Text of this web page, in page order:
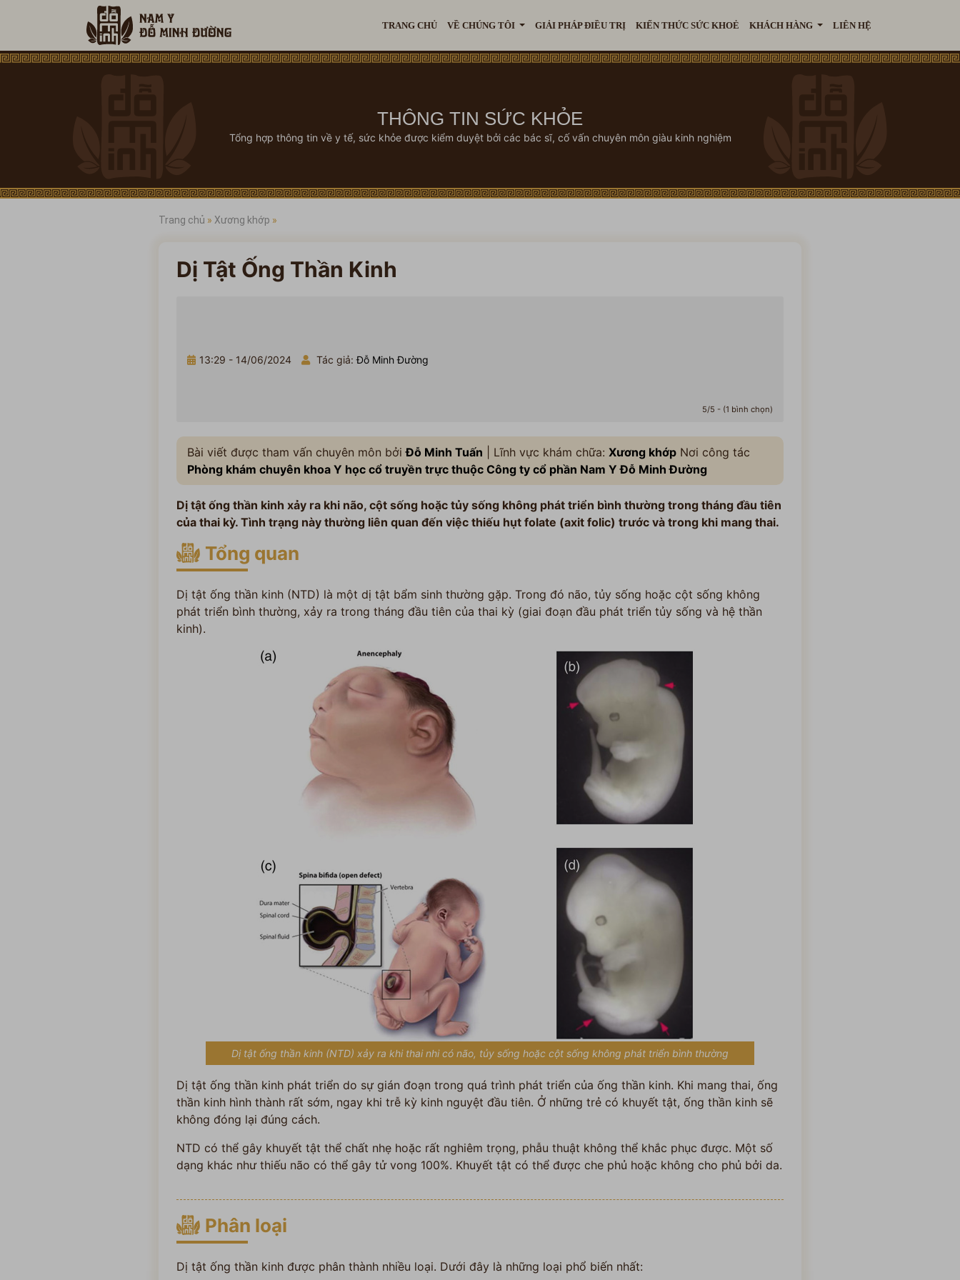
TRANG CHỦ VỀ CHÚNG TÔI GIẢI PHÁP ĐIỀU TRỊ KIẾN THỨC SỨC KHOẺ KHÁCH HÀNG LIÊN HỆ
THÔNG TIN SỨC KHỎE
Tổng hợp thông tin về y tế, sức khỏe được kiểm duyệt bởi các bác sĩ, cố vấn chuyên môn giàu kinh nghiệm
Trang chủ » Xương khớp »
Dị Tật Ống Thần Kinh
13:29 - 14/06/2024 Tác giả:Đỗ Minh Đường
5/5 - (1 bình chọn)
Bài viết được tham vấn chuyên môn bởiĐỗ Minh Tuấn | Lĩnh vực khám chữa: Xương khớp Nơi công tác
Phòng khám chuyên khoa Y học cổ truyền trực thuộc Công ty cổ phần Nam Y Đỗ Minh Đường
Dị tật ống thần kinh xảy ra khi não, cột sống hoặc tủy sống không phát triển bình thường trong tháng đầu tiên
của thai kỳ. Tình trạng này thường liên quan đến việc thiếu hụt folate (axit folic) trước và trong khi mang thai.
Tổng quan
Dị tật ống thần kinh (NTD) là một dị tật bẩm sinh thường gặp. Trong đó não, tủy sống hoặc cột sống không
phát triển bình thường, xảy ra trong tháng đầu tiên của thai kỳ (giai đoạn đầu phát triển tủy sống và hệ thần
kinh).
Dị tật ống thần kinh (NTD) xảy ra khi thai nhi có não, tủy sống hoặc cột sống không phát triển bình thường
Dị tật ống thần kinh phát triển do sự gián đoạn trong quá trình phát triển của ống thần kinh. Khi mang thai, ống
thần kinh hình thành rất sớm, ngay khi trễ kỳ kinh nguyệt đầu tiên. Ở những trẻ có khuyết tật, ống thần kinh sẽ
không đóng lại đúng cách.
NTD có thể gây khuyết tật thể chất nhẹ hoặc rất nghiêm trọng, phẫu thuật không thể khắc phục được. Một số
dạng khác như thiếu não có thể gây tử vong 100%. Khuyết tật có thể được che phủ hoặc không cho phủ bởi da.
Phân loại
Dị tật ống thần kinh được phân thành nhiều loại. Dưới đây là những loại phổ biến nhất: